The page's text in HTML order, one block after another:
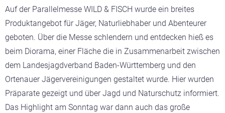
Auf der Parallelmesse WILD & FISCH wurde ein breites
Produktangebot für Jäger, Naturliebhaber und Abenteurer
geboten. Über die Messe schlendern und entdecken hieß es
beim Diorama, einer Fläche die in Zusammenarbeit zwischen
dem Landesjagdverband Baden-Württemberg und den
Ortenauer Jägervereinigungen gestaltet wurde. Hier wurden
Präparate gezeigt und über Jagd und Naturschutz informiert.
Das Highlight am Sonntag war dann auch das große